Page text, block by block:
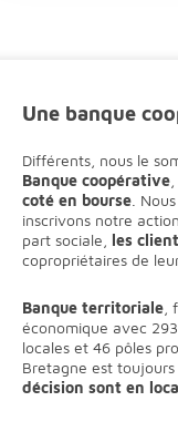
Une banque
Différents, nous le
Banque coopérative
coté en bourse .
inscrivons notre
part sociale, les
copropriétaires de
Banque territoriale
économique avec 293
locales et 46 pôles
Bretagne est
décision sont en